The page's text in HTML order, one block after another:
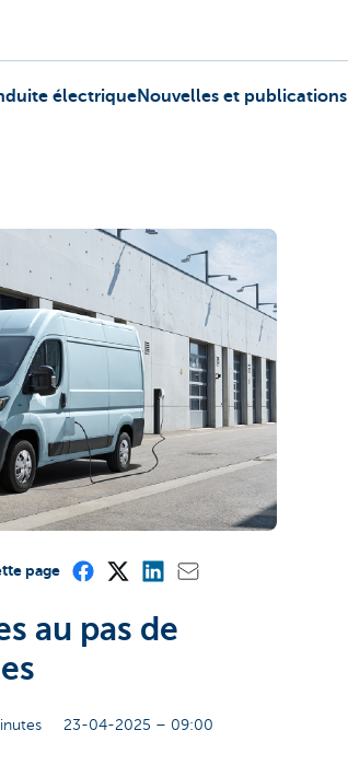
électriqueNouvelles et publications
page
au pas de
23-04-2025 – 09:00